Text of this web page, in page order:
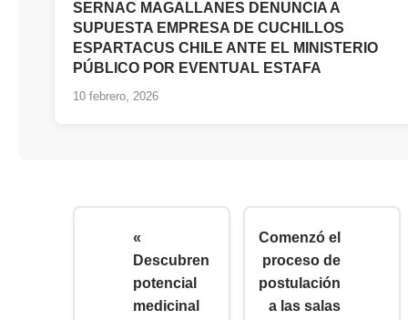
SERNAC MAGALLANES DENUNCIA A
SUPUESTA EMPRESA DE CUCHILLOS
ESPARTACUS CHILE ANTE EL MINISTERIO
PÚBLICO POR EVENTUAL ESTAFA
10 febrero, 2026
«
Descubren
potencial
medicinal
Comenzó el
proceso de
postulación
a las salas